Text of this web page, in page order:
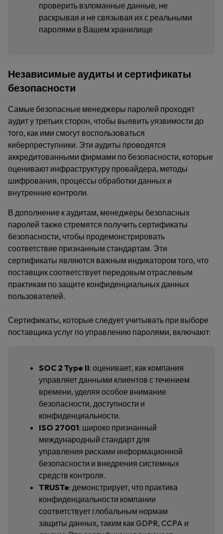
проверить взломанные данные, не
раскрывая и не связывая их с реальными
паролями в Вашем хранилище
Независимые аудиты и сертификаты
безопасности
Самые безопасные менеджеры паролей проходят
аудит у третьих сторон, чтобы выявить уязвимости до
того, как ими смогут воспользоваться
киберпреступники. Эти аудиты проводятся
аккредитованными фирмами по безопасности, которые
оценивают инфраструктуру провайдера, методы
шифрования, процессы обработки данных и
внутренние контроли.
В дополнение к аудитам, менеджеры безопасных
паролей также стремятся получить сертификаты
безопасности, чтобы продемонстрировать
соответствие признанным стандартам. Эти
сертификаты являются важным индикатором того, что
поставщик соответствует передовым отраслевым
практикам по защите конфиденциальных данных
пользователей.
Сертификаты, которые следует учитывать при выборе
поставщика услуг по управлению паролями, включают:
SOC 2 Type II: оценивает, как компания
управляет данными клиентов с течением
времени, уделяя особое внимание
безопасности, доступности и
конфиденциальности.
ISO 27001: широко признанный
международный стандарт для
управления рисками информационной
безопасности и внедрения системных
средств контроля.
TRUSTe: демонстрирует, что практика
конфиденциальности компании
соответствует глобальным нормам
защиты данных, таким как GDPR, CCPA и